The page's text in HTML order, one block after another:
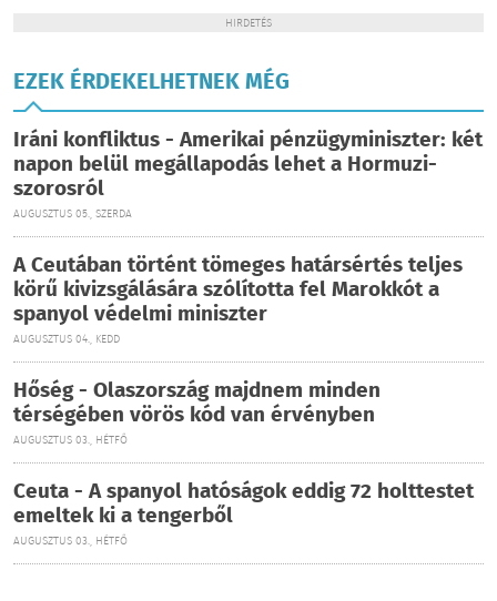
HIRDETÉS
EZEK ÉRDEKELHETNEK MÉG
Iráni konfliktus - Amerikai pénzügyminiszter: két
napon belül megállapodás lehet a Hormuzi-
szorosról
AUGUSZTUS 05., SZERDA
A Ceutában történt tömeges határsértés teljes
körű kivizsgálására szólította fel Marokkót a
spanyol védelmi miniszter
AUGUSZTUS 04., KEDD
Hőség - Olaszország majdnem minden
térségében vörös kód van érvényben
AUGUSZTUS 03., HÉTFŐ
Ceuta - A spanyol hatóságok eddig 72 holttestet
emeltek ki a tengerből
AUGUSZTUS 03., HÉTFŐ